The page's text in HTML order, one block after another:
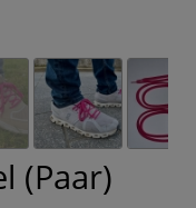
(Paar)